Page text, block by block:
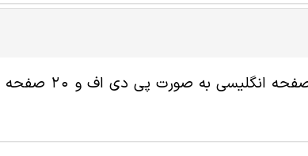
این مقاله ترجمه شده